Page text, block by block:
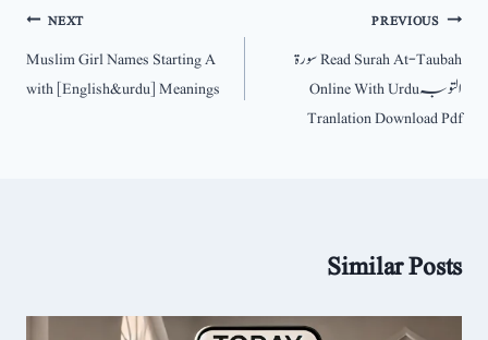
پوسٹوں
کی
نیویگیشن
PREVIOUS
Read Surah At-Taubah سورۃ
التوبہ Online With Urdu
Tranlation Download Pdf
NEXT
Muslim Girl Names Starting A
with [English&urdu] Meanings
Similar Posts